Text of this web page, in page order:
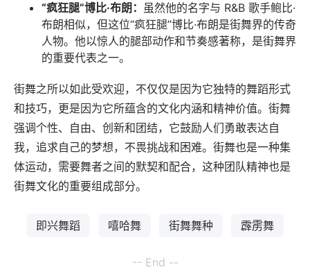
“疯狂腿”博比·布朗： 虽然他的名字与 R&B 歌手鲍比·
布朗相似，但这位“疯狂腿”博比·布朗是街舞界的传奇
人物。他以惊人的腿部动作和节奏感著称，是街舞界
的重要代表之一。
街舞之所以如此受欢迎，不仅仅是因为它独特的舞蹈形式
和技巧，更是因为它所蕴含的文化内涵和精神价值。街舞
强调个性、自由、创新和团结，它鼓励人们勇敢表达自
我，追求自己的梦想，不畏挑战和困难。街舞也是一种集
体运动，需要舞者之间的默契和配合，这种团队精神也是
街舞文化的重要组成部分。
即兴舞蹈 嘻哈舞 街舞舞种 霹雳舞
-- End --